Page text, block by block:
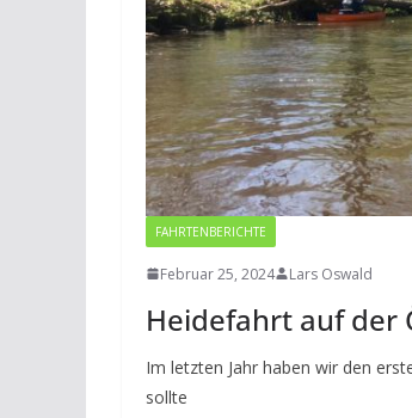
FAHRTENBERICHTE
Februar 25, 2024 Lars Oswald
Heidefahrt auf der
Im letzten Jahr haben wir den
sollte